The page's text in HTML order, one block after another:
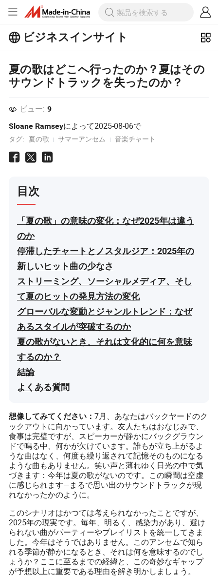
ビジネスインサイト
もっとチェックしよう！
もっと見る
夏の歌はどこへ行ったのか？夏はその
サウンドトラックを失ったのか？
ビュー: 9
Sloane Ramseyによって2025-08-06で
タグ: 夏の歌 サマーアンセム 音楽チャート
目次
「夏の歌」の意味の変化：なぜ2025年は違う
のか
停滞したチャートとノスタルジア：2025年の
新しいヒット曲の少なさ
ストリーミング、ソーシャルメディア、そし
て夏のヒットの発見方法の変化
グローバルな変動とジャンルトレンド：なぜ
あるスタイルが突破するのか
夏の歌がないとき、それは文化的に何を意味
するのか？
結論
よくある質問
想像してみてください：7月、あなたはバックヤードのク
ックアウトに向かっています。友人たちはおなじみで、
食事は完璧ですが、スピーカーが静かにバックグラウン
ドで鳴る中、何かが欠けています。誰もが立ち上がるよ
うな曲はなく、何度も繰り返されて記憶そのものになる
ような曲もありません。笑い声と薄れゆく日光の中で気
づきます：今年は夏の歌がないのです。この瞬間は空虚
に感じられます—まるで思い出のサウンドトラックが現
れなかったかのように。
このシナリオはかつては考えられなかったことですが、
2025年の現実です。毎年、明るく、感染力があり、避け
られない曲がパーティーやプレイリストを統一してきま
した。今年はそうではありません。このアンセムで知ら
れる季節が静かになるとき、それは何を意味するのでし
ょうか？ここに至るまでの経緯と、この奇妙なギャップ
が予想以上に重要である理由を解き明かしましょう。